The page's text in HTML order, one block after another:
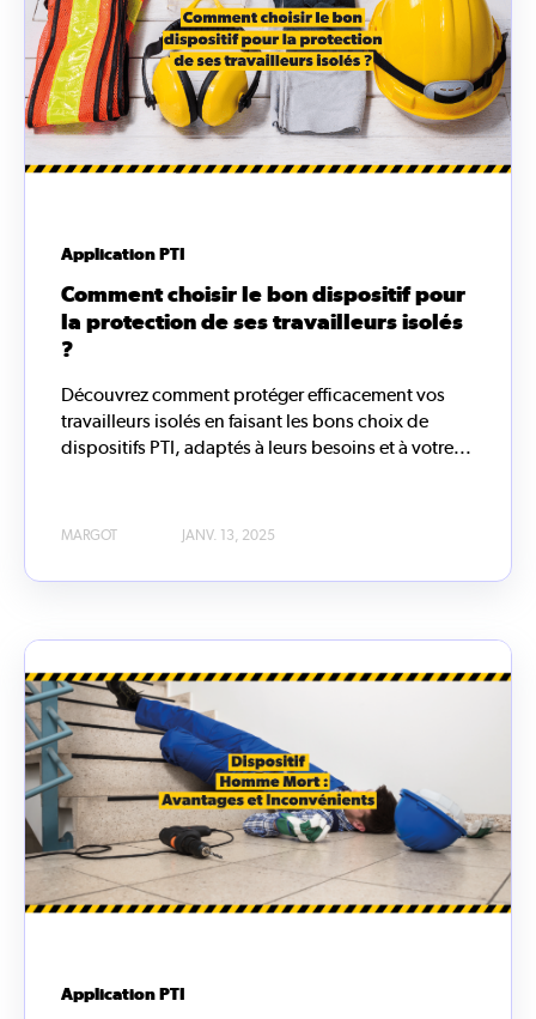
Application PTI
Comment choisir le bon dispositif pour
la protection de ses travailleurs isolés
?
Découvrez comment protéger efficacement vos
travailleurs isolés en faisant les bons choix de
dispositifs PTI, adaptés à leurs besoins et à votre...
MARGOT JANV. 13, 2025
Application PTI